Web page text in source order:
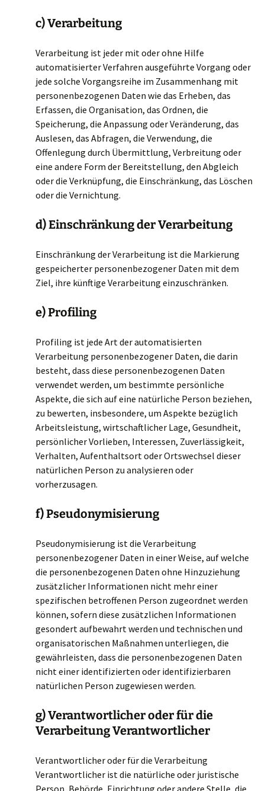
c) Verarbeitung
Verarbeitung ist jeder mit oder ohne Hilfe
automatisierter Verfahren ausgeführte Vorgang oder
jede solche Vorgangsreihe im Zusammenhang mit
personenbezogenen Daten wie das Erheben, das
Erfassen, die Organisation, das Ordnen, die
Speicherung, die Anpassung oder Veränderung, das
Auslesen, das Abfragen, die Verwendung, die
Offenlegung durch Übermittlung, Verbreitung oder
eine andere Form der Bereitstellung, den Abgleich
oder die Verknüpfung, die Einschränkung, das Löschen
oder die Vernichtung.
d) Einschränkung der Verarbeitung
Einschränkung der Verarbeitung ist die Markierung
gespeicherter personenbezogener Daten mit dem
Ziel, ihre künftige Verarbeitung einzuschränken.
e) Profiling
Profiling ist jede Art der automatisierten
Verarbeitung personenbezogener Daten, die darin
besteht, dass diese personenbezogenen Daten
verwendet werden, um bestimmte persönliche
Aspekte, die sich auf eine natürliche Person beziehen,
zu bewerten, insbesondere, um Aspekte bezüglich
Arbeitsleistung, wirtschaftlicher Lage, Gesundheit,
persönlicher Vorlieben, Interessen, Zuverlässigkeit,
Verhalten, Aufenthaltsort oder Ortswechsel dieser
natürlichen Person zu analysieren oder
vorherzusagen.
f) Pseudonymisierung
Pseudonymisierung ist die Verarbeitung
personenbezogener Daten in einer Weise, auf welche
die personenbezogenen Daten ohne Hinzuziehung
zusätzlicher Informationen nicht mehr einer
spezifischen betroffenen Person zugeordnet werden
können, sofern diese zusätzlichen Informationen
gesondert aufbewahrt werden und technischen und
organisatorischen Maßnahmen unterliegen, die
gewährleisten, dass die personenbezogenen Daten
nicht einer identifizierten oder identifizierbaren
natürlichen Person zugewiesen werden.
g) Verantwortlicher oder für die
Verarbeitung Verantwortlicher
Verantwortlicher oder für die Verarbeitung
Verantwortlicher ist die natürliche oder juristische
Person, Behörde, Einrichtung oder andere Stelle, die